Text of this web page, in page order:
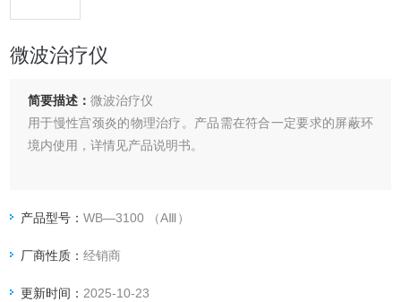
微波治疗仪
简要描述：微波治疗仪
用于慢性宫颈炎的物理治疗。产品需在符合一定要求的屏蔽环
境内使用，详情见产品说明书。
产品型号：WB—3100 （AⅢ）
厂商性质：经销商
更新时间： 2025-10-23